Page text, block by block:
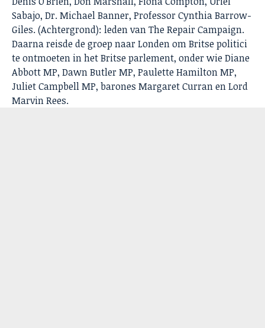
Sabajo, Dr. Michael Banner, Professor Cynthia Barrow-
Giles. (Achtergrond): leden van The Repair Campaign.
Daarna reisde de groep naar Londen om Britse politici
te ontmoeten in het Britse parlement, onder wie Diane
Abbott MP, Dawn Butler MP, Paulette Hamilton MP,
Juliet Campbell MP, barones Margaret Curran en Lord
Marvin Rees.